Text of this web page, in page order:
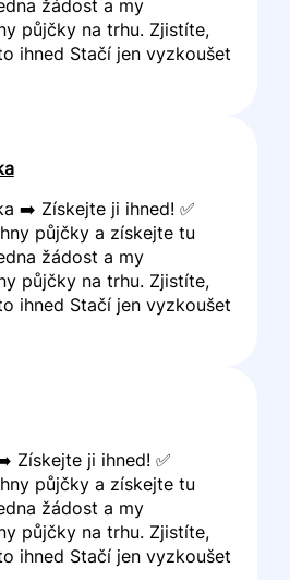
žádost a my
půjčky na trhu. Zjistíte,
ihned Stačí jen vyzkoušet
➡️ Získejte ji ihned! ✅
půjčky a získejte tu
žádost a my
půjčky na trhu. Zjistíte,
ihned Stačí jen vyzkoušet
Získejte ji ihned! ✅
půjčky a získejte tu
žádost a my
půjčky na trhu. Zjistíte,
ihned Stačí jen vyzkoušet